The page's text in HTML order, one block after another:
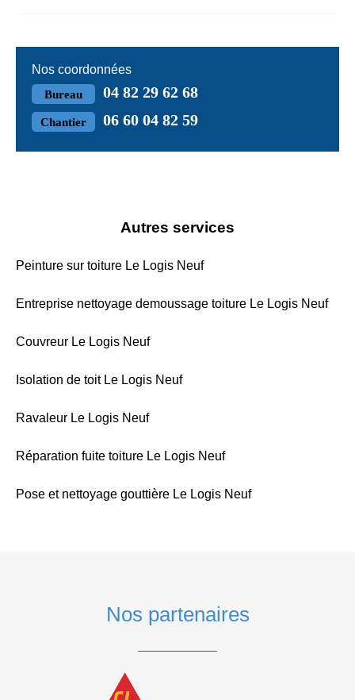
Nos coordonnées
Bureau 04 82 29 62 68
Chantier 06 60 04 82 59
Autres services
Peinture sur toiture Le Logis Neuf
Entreprise nettoyage demoussage toiture Le Logis Neuf
Couvreur Le Logis Neuf
Isolation de toit Le Logis Neuf
Ravaleur Le Logis Neuf
Réparation fuite toiture Le Logis Neuf
Pose et nettoyage gouttière Le Logis Neuf
Nos partenaires